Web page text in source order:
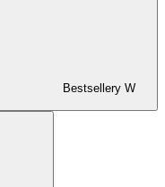
Bestsellery W